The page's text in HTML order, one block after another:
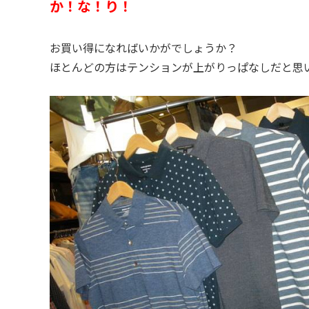
か！な！り！
お買い得になればいかがでしょうか？
ほとんどの方はテンションが上がりっぱなしだと思